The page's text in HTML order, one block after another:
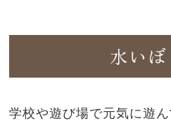
水い
学校や遊び場で元気に遊